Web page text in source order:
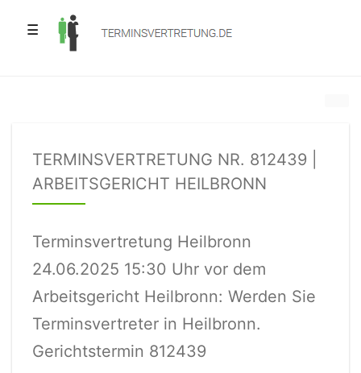
☰
TERMINSVERTRETUNG NR. 812439 |
ARBEITSGERICHT HEILBRONN
Terminsvertretung Heilbronn
24.06.2025 15:30 Uhr vor dem
Arbeitsgericht Heilbronn: Werden Sie
Terminsvertreter in Heilbronn.
Gerichtstermin 812439